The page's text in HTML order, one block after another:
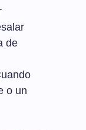
de
o un